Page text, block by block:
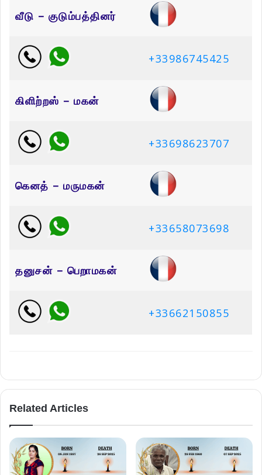
வீடு – குடும்பத்தினர்
+33986745425
கிளிற்றஸ் – மகன்
+33698623707
கெனத் – மருமகன்
+33658073698
தனுசன் – பெறாமகன்
+33662150855
Related Articles